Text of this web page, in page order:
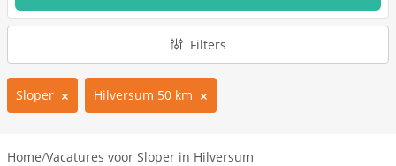
Filters
Sloper Hilversum 50 km
Home/Vacatures voor Sloper in Hilversum